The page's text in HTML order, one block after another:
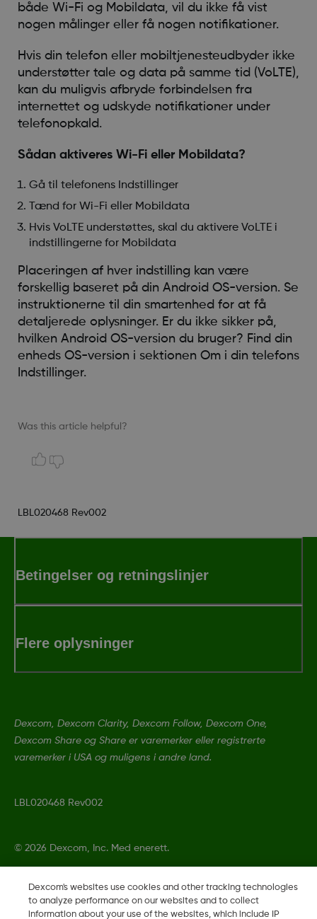
både Wi-Fi og Mobildata, vil du ikke få vist
nogen målinger eller få nogen notifikationer.
Hvis din telefon eller mobiltjenesteudbyder ikke
understøtter tale og data på samme tid (VoLTE),
kan du muligvis afbryde forbindelsen fra
internettet og udskyde notifikationer under
telefonopkald.
Sådan aktiveres Wi-Fi eller Mobildata?
Gå til telefonens Indstillinger
Tænd for Wi-Fi eller Mobildata
Hvis VoLTE understøttes, skal du aktivere VoLTE i
indstillingerne for Mobildata
Placeringen af hver indstilling kan være
forskellig baseret på din Android OS-version. Se
instruktionerne til din smartenhed for at få
detaljerede oplysninger. Er du ikke sikker på,
hvilken Android OS-version du bruger? Find din
enheds OS-version i sektionen Om i din telefons
Indstillinger.
Was this article helpful?
LBL020468 Rev002
Betingelser og retningslinjer
Flere oplysninger
Dexcom, Dexcom Clarity, Dexcom Follow, Dexcom One,
Dexcom Share og Share er varemerker eller registrerte
varemerker i USA og muligens i andre land.
LBL020468 Rev002
© 2026 Dexcom, Inc. Med enerett.
Skift region
Dexcom's websites use cookies and other tracking technologies
to analyze performance on our websites and to collect
information about your use of the websites, which include IP